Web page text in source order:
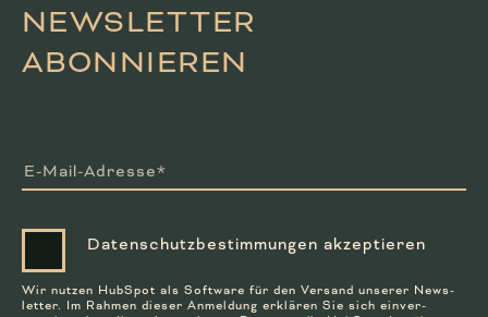
WALDEMARIE
NEWSLETTER
ABONNIEREN
E-Mail-Adresse*
Daten­schutz­bestim­mungen akzeptieren
Wir nutzen HubSpot als Soft­ware für den Versand unserer News­
letter. Im Rahmen dieser Anmeldung er­klären Sie sich ein­ver­